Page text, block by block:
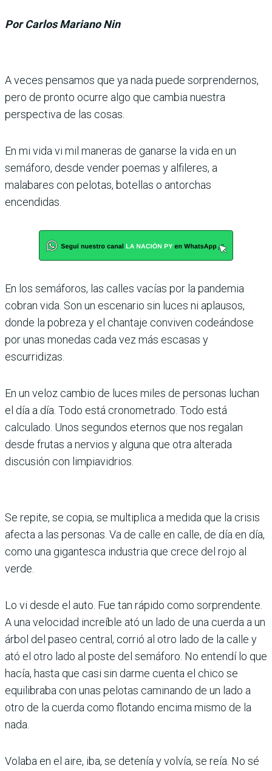
Por Carlos Mariano Nin
A veces pensamos que ya nada puede sorprendernos,
pero de pronto ocurre algo que cambia nuestra
perspectiva de las cosas.
En mi vida vi mil maneras de ganarse la vida en un
semáforo, desde vender poemas y alfileres, a
malabares con pelotas, botellas o antorchas
encendidas.
En los semáforos, las calles vacías por la pandemia
cobran vida. Son un escenario sin luces ni aplausos,
donde la pobreza y el chantaje conviven codeándose
por unas monedas cada vez más escasas y
escurridizas.
En un veloz cambio de luces miles de personas luchan
el día a día. Todo está cronometrado. Todo está
calculado. Unos segundos eternos que nos regalan
desde frutas a nervios y alguna que otra alterada
discusión con limpiavidrios.
Se repite, se copia, se multiplica a medida que la crisis
afecta a las personas. Va de calle en calle, de día en día,
como una gigantesca industria que crece del rojo al
verde.
Lo vi desde el auto. Fue tan rápido como sorprendente.
A una velocidad increíble ató un lado de una cuerda a un
árbol del paseo central, corrió al otro lado de la calle y
ató el otro lado al poste del semáforo. No entendí lo que
hacía, hasta que casi sin darme cuenta el chico se
equilibraba con unas pelotas caminando de un lado a
otro de la cuerda como flotando encima mismo de la
nada.
Volaba en el aire, iba, se detenía y volvía, se reía. No sé